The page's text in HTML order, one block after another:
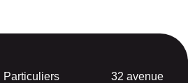
32 avenue
Particuliers